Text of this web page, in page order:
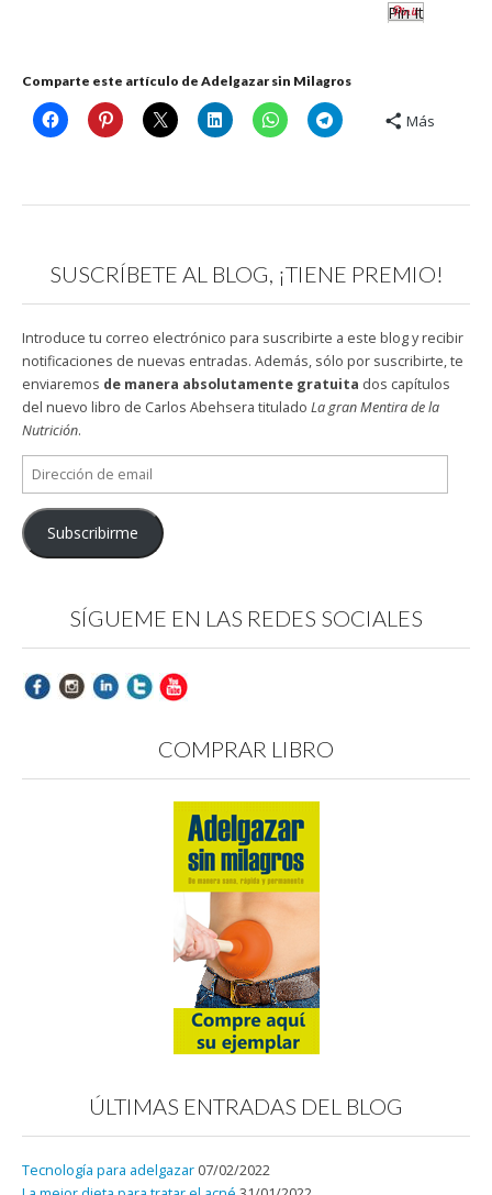
Pin It
Comparte este artículo de Adelgazar sin Milagros
Más
SUSCRÍBETE AL BLOG, ¡TIENE PREMIO!
Introduce tu correo electrónico para suscribirte a este blog y recibir
notificaciones de nuevas entradas. Además, sólo por suscribirte, te
enviaremos de manera absolutamente gratuita dos capítulos
del nuevo libro de Carlos Abehsera titulado La gran Mentira de la
Nutrición.
Dirección
de
email
Subscribirme
SÍGUEME EN LAS REDES SOCIALES
COMPRAR LIBRO
ÚLTIMAS ENTRADAS DEL BLOG
Tecnología para adelgazar 07/02/2022